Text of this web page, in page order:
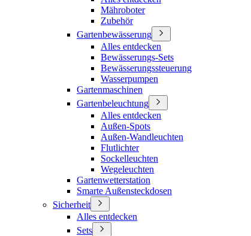
Mähroboter
Zubehör
Gartenbewässerung
Alles entdecken
Bewässerungs-Sets
Bewässerungssteuerung
Wasserpumpen
Gartenmaschinen
Gartenbeleuchtung
Alles entdecken
Außen-Spots
Außen-Wandleuchten
Flutlichter
Sockelleuchten
Wegeleuchten
Gartenwetterstation
Smarte Außensteckdosen
Sicherheit
Alles entdecken
Sets